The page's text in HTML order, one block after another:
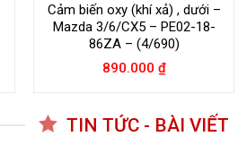
Cảm biến oxy (khí xả) , dưới –
Mazda 3/6/CX5 – PE02-18-
86ZA – (4/690)
890.000 ₫
TIN TỨC - BÀI VIẾT